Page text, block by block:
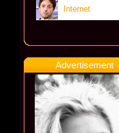
Internet
Advertisement